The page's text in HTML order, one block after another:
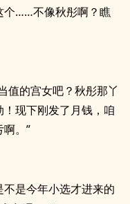
个……不像秋彤啊？瞧
值的宫女吧？秋彤那丫
现下刚发了月钱，咱
。”
是今年小选才进来的